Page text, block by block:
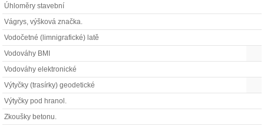
Úhloměry stavební
Vágrys, výšková značka.
Vodočetné (limnigrafické) latě
Vodováhy BMI
Vodováhy elektronické
Výtyčky (trasírky) geodetické
Výtyčky pod hranol.
Zkoušky betonu.